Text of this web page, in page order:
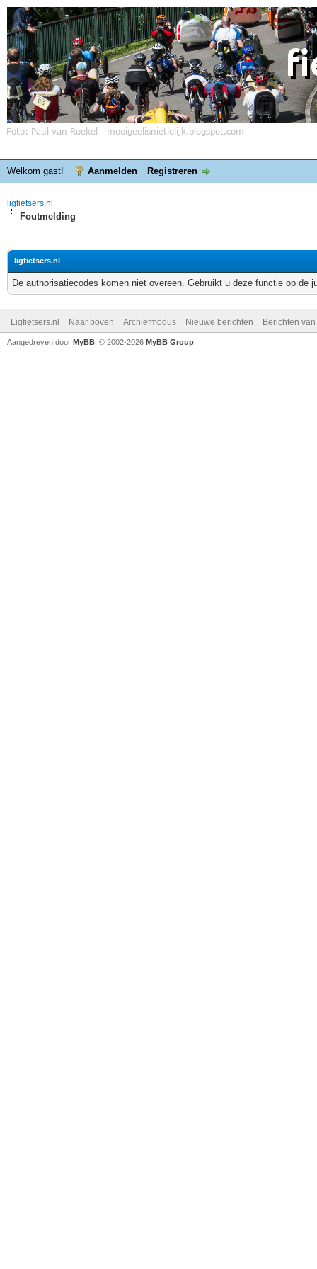
Welkom gast! Aanmelden Registreren
ligfietsers.nl
Foutmelding
ligfietsers.nl
De authorisatiecodes komen niet overeen. Gebruikt u deze functie op de
Ligfietsers.nl Naar boven Archiefmodus Nieuwe berichten Berichten
Aangedreven door MyBB , © 2002-2026 MyBB Group